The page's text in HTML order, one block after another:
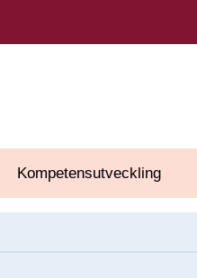
Kompetensutveckling